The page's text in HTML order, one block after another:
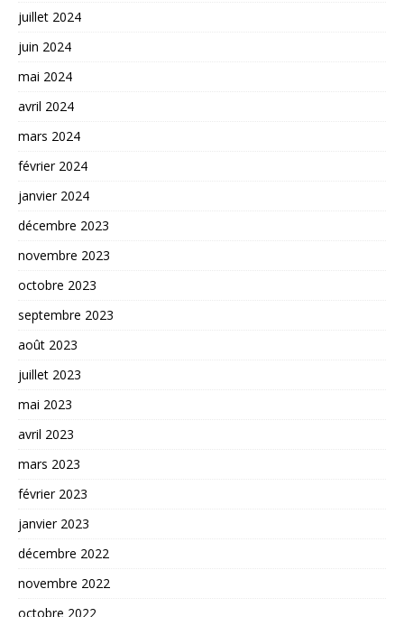
juillet 2024
juin 2024
mai 2024
avril 2024
mars 2024
février 2024
janvier 2024
décembre 2023
novembre 2023
octobre 2023
septembre 2023
août 2023
juillet 2023
mai 2023
avril 2023
mars 2023
février 2023
janvier 2023
décembre 2022
novembre 2022
octobre 2022